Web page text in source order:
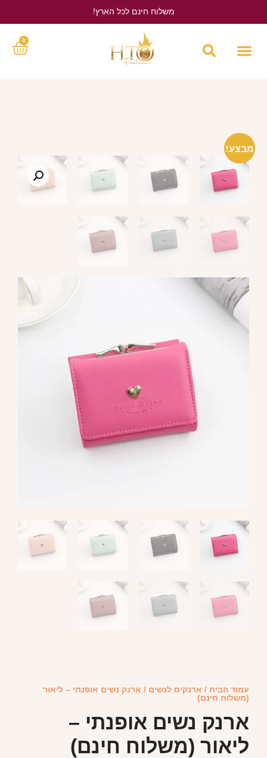
משלוח חינם לכל הארץ!
0
מבצע!
עמוד הבית / ארנקים לנשים / ארנק נשים אופנתי – ליאור
(משלוח חינם)
ארנק נשים אופנתי –
ליאור (משלוח חינם)